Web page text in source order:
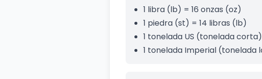
1 libra (lb) = 16 onzas (oz)
1 piedra (st) = 14 libras (lb)
1 tonelada US (tonelada
1 tonelada Imperial (tonelada